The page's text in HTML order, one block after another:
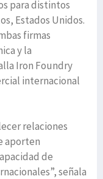
para distintos
Estados Unidos.
firmas
y la
Iron Foundry
internacional
relaciones
aporten
de
señala